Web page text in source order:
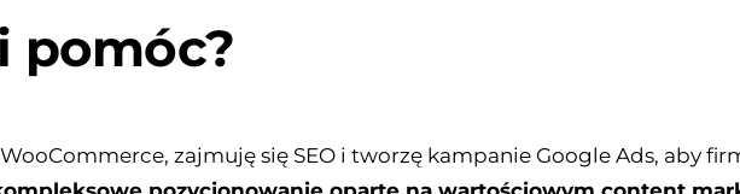
pomóc?
zajmuję się SEO i tworzę kampanie Google Ads, aby